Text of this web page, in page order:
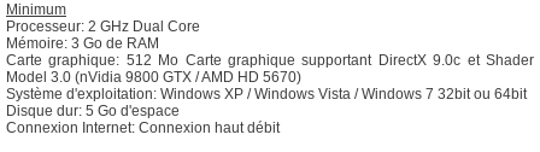
Minimum
Processeur: 2 GHz Dual Core
Mémoire: 3 Go de RAM
Carte graphique: 512 Mo Carte graphique supportant DirectX 9.0c et Shader
Model 3.0 (nVidia 9800 GTX / AMD HD 5670)
Système d'exploitation: Windows XP / Windows Vista / Windows 7 32bit ou 64bit
Disque dur: 5 Go d'espace
Connexion Internet: Connexion haut débit